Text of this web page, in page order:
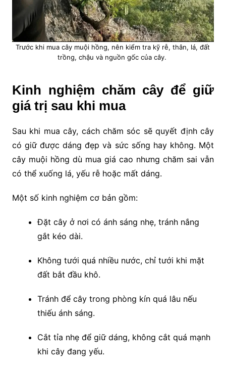
Trước khi mua cây muội hồng, nên kiểm tra kỹ rễ, thân, lá, đất
trồng, chậu và nguồn gốc của cây.
Kinh nghiệm chăm cây để giữ
giá trị sau khi mua
Sau khi mua cây, cách chăm sóc sẽ quyết định cây
có giữ được dáng đẹp và sức sống hay không. Một
cây muội hồng dù mua giá cao nhưng chăm sai vẫn
có thể xuống lá, yếu rễ hoặc mất dáng.
Một số kinh nghiệm cơ bản gồm:
Đặt cây ở nơi có ánh sáng nhẹ, tránh nắng
gắt kéo dài.
Không tưới quá nhiều nước, chỉ tưới khi mặt
đất bắt đầu khô.
Tránh để cây trong phòng kín quá lâu nếu
thiếu ánh sáng.
Cắt tỉa nhẹ để giữ dáng, không cắt quá mạnh
khi cây đang yếu.